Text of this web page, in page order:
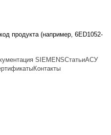
продукта (например, 6ED1052-
SIEMENSСтатьиАСУ
Контакты